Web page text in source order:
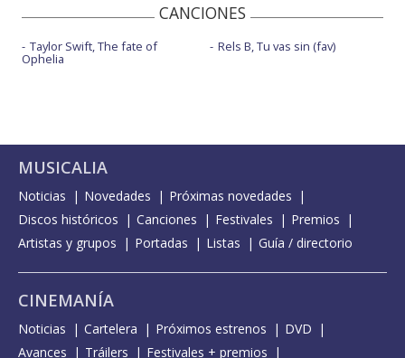
CANCIONES
Taylor Swift, The fate of
Ophelia
Rels B, Tu vas sin (fav)
MUSICALIA
Noticias Novedades
Próximas novedades
Discos históricos
Canciones Festivales
Premios
Artistas y grupos
Portadas Listas Guía / directorio
CINEMANÍA
Noticias Cartelera Próximos estrenos
DVD
Avances
Tráilers Festivales + premios